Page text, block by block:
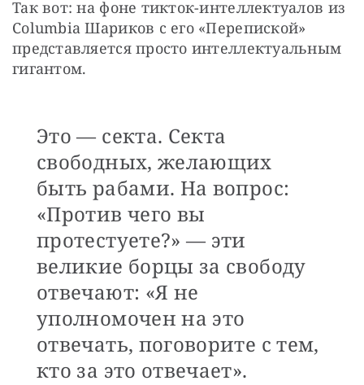
Так вот: на фоне тикток-интеллектуалов из
Columbia Шариков с его «Перепиской»
представляется просто интеллектуальным
гигантом.
Это — секта. Секта
свободных, желающих
быть рабами. На вопрос:
«Против чего вы
протестуете?» — эти
великие борцы за свободу
отвечают: «Я не
уполномочен на это
отвечать, поговорите с тем,
кто за это отвечает».